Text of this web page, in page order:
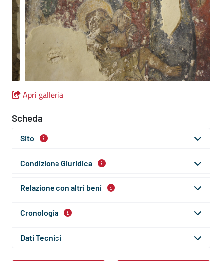
Apri galleria
Scheda
Sito
Condizione Giuridica
Relazione con altri beni
Cronologia
Dati Tecnici